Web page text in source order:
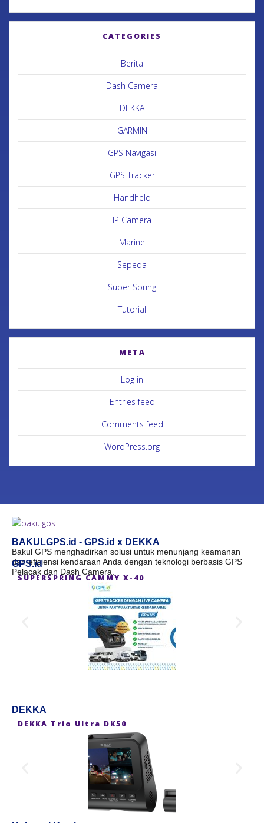
CATEGORIES
Berita
Dash Camera
DEKKA
GARMIN
GPS Navigasi
GPS Tracker
Handheld
IP Camera
Marine
Sepeda
Super Spring
Tutorial
META
Log in
Entries feed
Comments feed
WordPress.org
BAKULGPS.id - GPS.id x DEKKA
Bakul GPS menghadirkan solusi untuk menunjang keamanan
dan efisiensi kendaraan Anda dengan teknologi berbasis GPS
Pelacak dan Dash Camera.
GPS.id
SUPERSPRING CAMMY X-40
DEKKA
DEKKA Trio Ultra DK50